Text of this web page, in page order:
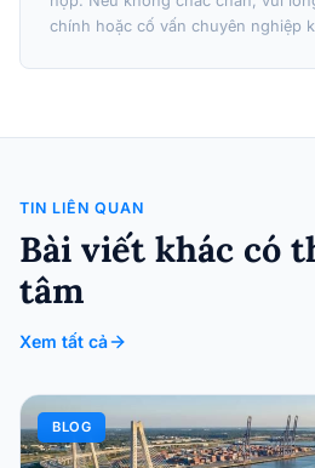
chính hoặc cố vấn chuyên nghiệp
TIN LIÊN QUAN
Bài viết khác có
tâm
Xem tất cả
BLOG